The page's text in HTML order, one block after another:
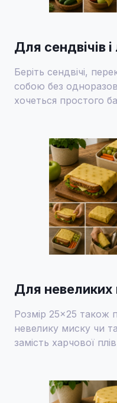
Для сендвічів і
Беріть сендвічі,
собою без
хочеться простого
Для невеликих
Розмір 25×25 також
невелику миску чи
замість харчової